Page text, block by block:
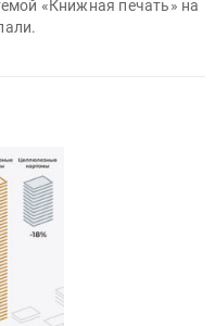
«Книжная печать» на